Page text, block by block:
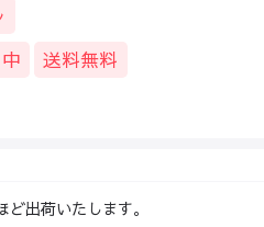
送料無料
出荷いたします。